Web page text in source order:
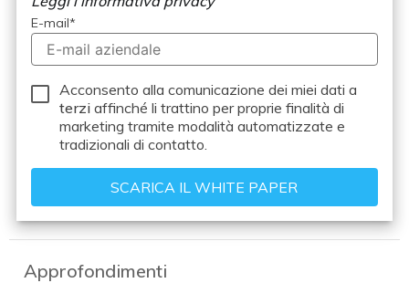
E-mail*
Acconsento alla comunicazione dei miei dati a
terzi affinché li trattino per proprie finalità di
marketing tramite modalità automatizzate e
tradizionali di contatto.
Approfondimenti